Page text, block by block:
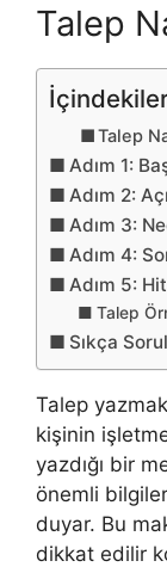
Talep
Talep
Adım 1:
Adım 2:
Adım 3:
Adım 4:
Adım 5:
Talep
Sıkça
Talep
kişinin
yazdığı bir
önemli
duyar. Bu
dikkat edilir